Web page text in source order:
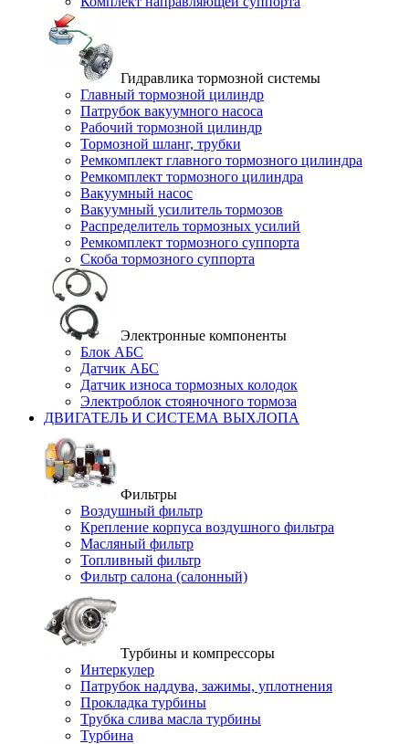
Гидравлика тормозной системы
Главный тормозной цилиндр
Патрубок вакуумного насоса
Рабочий тормозной цилиндр
Тормозной шланг, трубки
Ремкомплект главного тормозного цилиндра
Ремкомплект тормозного цилиндра
Вакуумный насос
Вакуумный усилитель тормозов
Распределитель тормозных усилий
Ремкомплект тормозного суппорта
Скоба тормозного суппорта
Электронные компоненты
Блок АБС
Датчик АБС
Датчик износа тормозных колодок
Электроблок стояночного тормоза
ДВИГАТЕЛЬ И СИСТЕМА ВЫХЛОПА
Фильтры
Воздушный фильтр
Крепление корпуса воздушного фильтра
Масляный фильтр
Топливный фильтр
Фильтр салона (салонный)
Турбины и компрессоры
Интеркулер
Патрубок наддува, зажимы, уплотнения
Прокладка турбины
Трубка слива масла турбины
Турбина